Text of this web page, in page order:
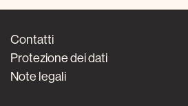
Contatti
Protezione dei dati
Note legali